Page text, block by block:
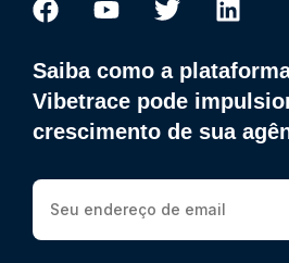
Saiba como a
Vibetrace pode
crescimento de sua